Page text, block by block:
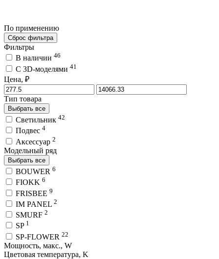
По применению
Сброс фильтра
Фильтры
В наличии 46
C 3D-моделями 41
Цена, ₽
Тип товара
Выбрать все
Светильник 42
Подвес 4
Аксессуар 2
Модельный ряд
Выбрать все
BOUWER 6
FIOKK 6
FRISBEE 9
IM PANEL 2
SMURF 2
SP 1
SP-FLOWER 22
Мощность, макс., W
Цветовая температура, K